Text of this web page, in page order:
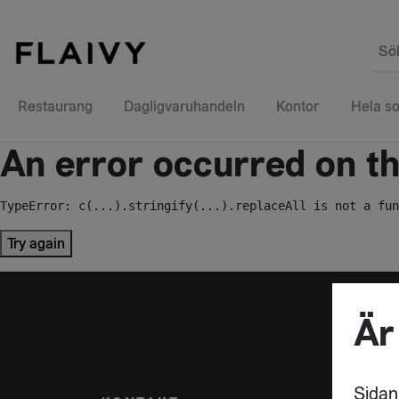
Restaurang Dagligvaruhandeln Kontor Hela
An error occurred on
TypeError: c(...).stringify(...).replaceAll is not a
Try again